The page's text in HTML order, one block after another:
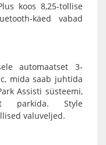
koos 8,25-tollise
käed vabad
automaatset 3-
mida saab juhtida
Assisti süsteemi,
parkida. Style
valuveljed.